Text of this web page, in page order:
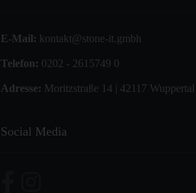
E-Mail: kontakt@stone-it.gmbh
Telefon: 0202 - 2615749 0
Adresse: Moritzstraße 14 | 42117 Wuppertal
Social Media